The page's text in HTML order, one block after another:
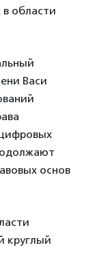
области
Васи
основ
круглый